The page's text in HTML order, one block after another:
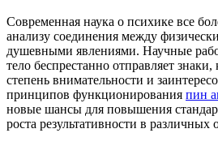
Современная наука о психике все
анализу соединения между
душевными явлениями. Научные
тело беспрестанно отправляет
степень внимательности и
принципов функционирования пин
новые шансы для повышения
роста результативности в различных